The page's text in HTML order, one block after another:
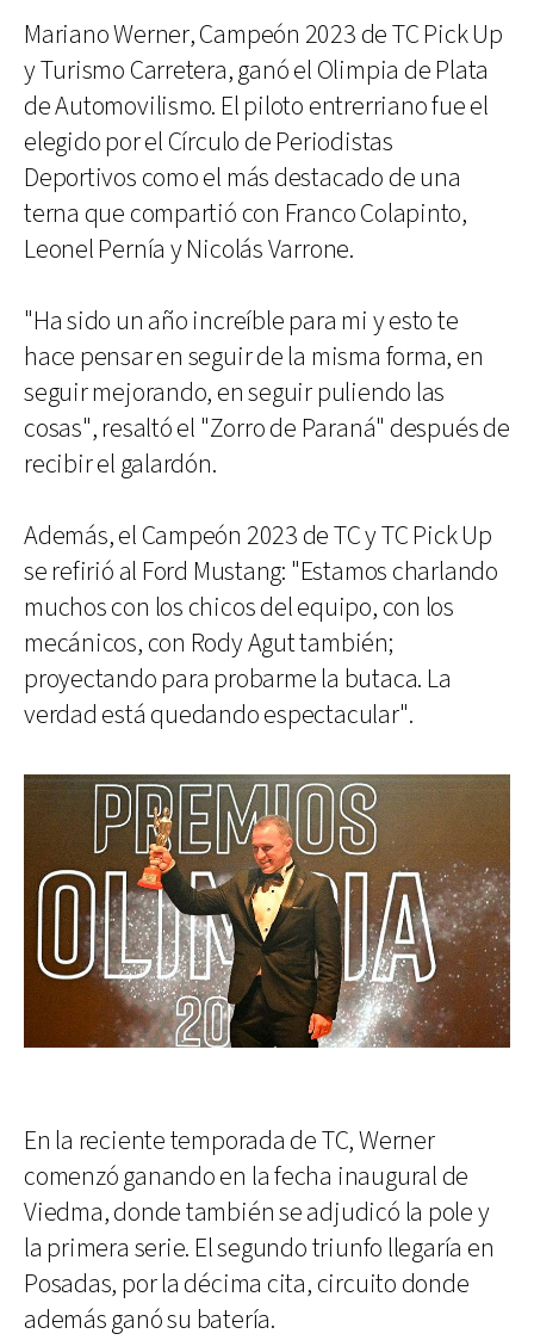
Mariano Werner, Campeón 2023 de TC Pick Up
y Turismo Carretera, ganó el Olimpia de Plata
de Automovilismo. El piloto entrerriano fue el
elegido por el Círculo de Periodistas
Deportivos como el más destacado de una
terna que compartió con Franco Colapinto,
Leonel Pernía y Nicolás Varrone.
"Ha sido un año increíble para mi y esto te
hace pensar en seguir de la misma forma, en
seguir mejorando, en seguir puliendo las
cosas", resaltó el "Zorro de Paraná" después de
recibir el galardón.
Además, el Campeón 2023 de TC y TC Pick Up
se refirió al Ford Mustang: "Estamos charlando
muchos con los chicos del equipo, con los
mecánicos, con Rody Agut también;
proyectando para probarme la butaca. La
verdad está quedando espectacular".
En la reciente temporada de TC, Werner
comenzó ganando en la fecha inaugural de
Viedma, donde también se adjudicó la pole y
la primera serie. El segundo triunfo llegaría en
Posadas, por la décima cita, circuito donde
además ganó su batería.